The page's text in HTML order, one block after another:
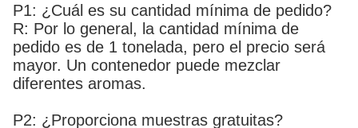
P1: ¿Cuál es su cantidad mínima de pedido?
R: Por lo general, la cantidad mínima de
pedido es de 1 tonelada, pero el precio será
mayor. Un contenedor puede mezclar
diferentes aromas.
P2: ¿Proporciona muestras gratuitas?